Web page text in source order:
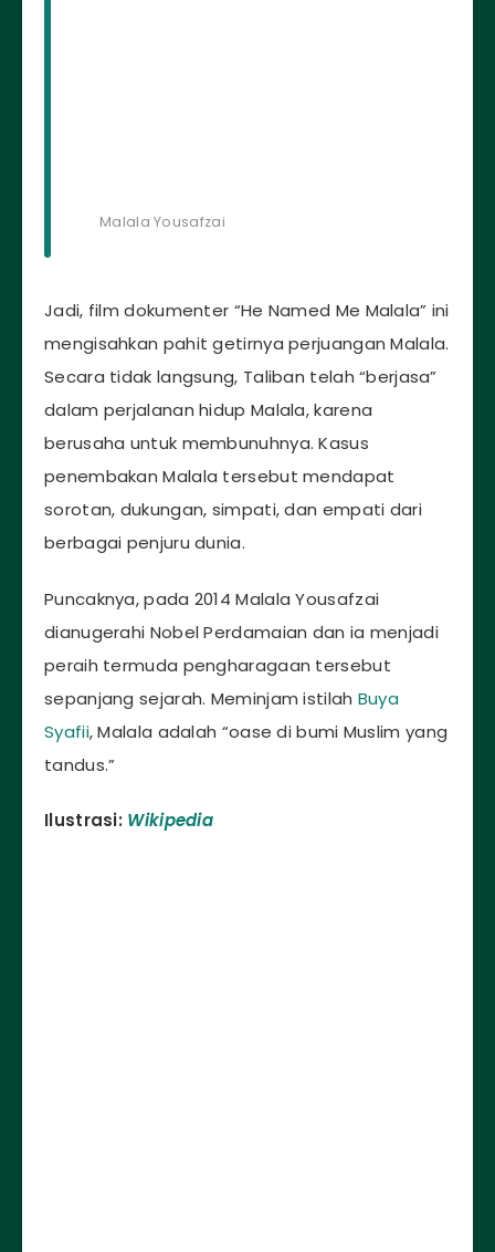
Malala Yousafzai
Jadi, film dokumenter “He Named Me Malala” ini
mengisahkan pahit getirnya perjuangan Malala.
Secara tidak langsung, Taliban telah “berjasa”
dalam perjalanan hidup Malala, karena
berusaha untuk membunuhnya. Kasus
penembakan Malala tersebut mendapat
sorotan, dukungan, simpati, dan empati dari
berbagai penjuru dunia.
Puncaknya, pada 2014 Malala Yousafzai
dianugerahi Nobel Perdamaian dan ia menjadi
peraih termuda pengharagaan tersebut
sepanjang sejarah. Meminjam istilah Buya
Syafii, Malala adalah “oase di bumi Muslim yang
tandus.”
Ilustrasi: Wikipedia